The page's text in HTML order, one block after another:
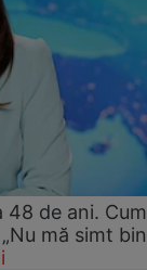
48 de ani. Cum
mă simt